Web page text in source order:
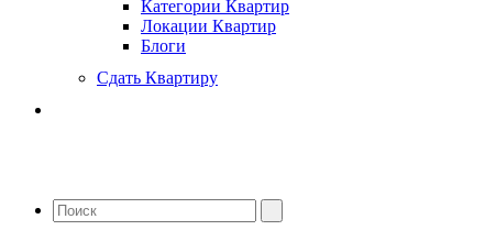
Категории Квартир
Локации Квартир
Блоги
Сдать Квартиру